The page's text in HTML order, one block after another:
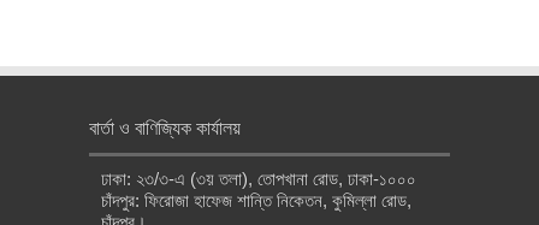
বার্তা ও বাণিজ্যিক কার্যালয়
ঢাকা: ২৩/৩-এ (৩য় তলা), তোপখানা রোড, ঢাকা-১০০০
চাঁদপুর: ফিরোজা হাফেজ শান্তি নিকেতন, কুমিল্লা রোড,